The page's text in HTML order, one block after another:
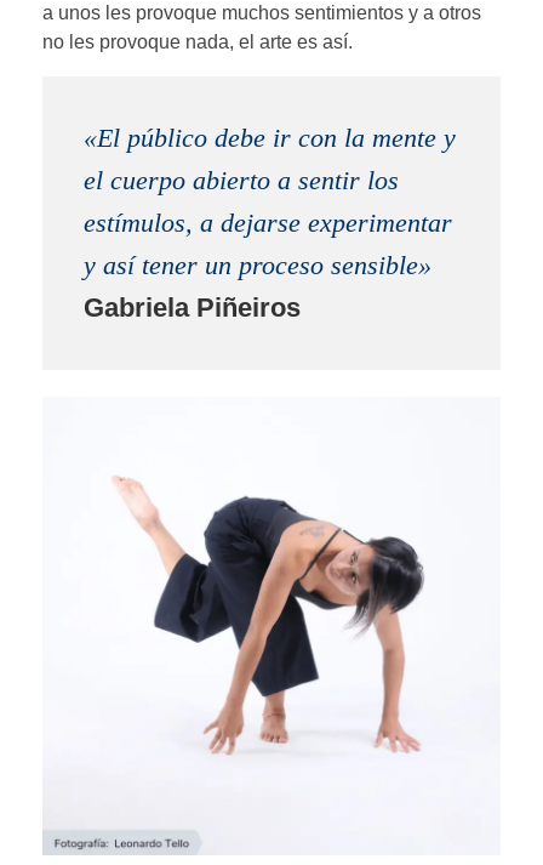
a unos les provoque muchos sentimientos y a otros
no les provoque nada, el arte es así.
«El público debe ir con la mente y
el cuerpo abierto a sentir los
estímulos, a dejarse experimentar
y así tener un proceso sensible»
Gabriela Piñeiros